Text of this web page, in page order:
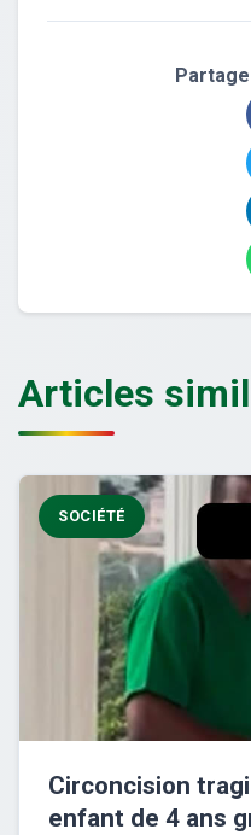
Articles
SOCIÉTÉ
Circoncision
enfant de 4 ans